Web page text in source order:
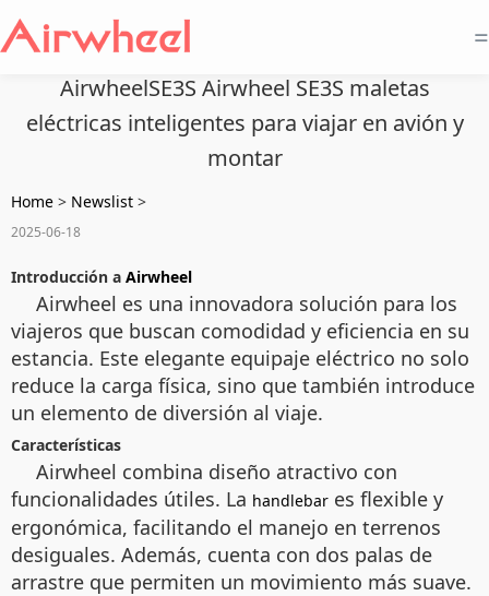
=
AirwheelSE3S Airwheel SE3S maletas
eléctricas inteligentes para viajar en avión y
montar
Home > Newslist >
2025-06-18
Introducción a Airwheel
Airwheel es una innovadora solución para los
viajeros que buscan comodidad y eficiencia en su
estancia. Este elegante equipaje eléctrico no solo
reduce la carga física, sino que también introduce
un elemento de diversión al viaje.
Características
Airwheel combina diseño atractivo con
funcionalidades útiles. La handlebar es flexible y
ergonómica, facilitando el manejo en terrenos
desiguales. Además, cuenta con dos palas de
arrastre que permiten un movimiento más suave.